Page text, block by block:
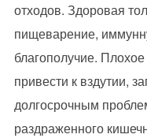
отходов. Здоровая
пищеварение,
благополучие.
привести к вздутии,
долгосрочным
раздраженного